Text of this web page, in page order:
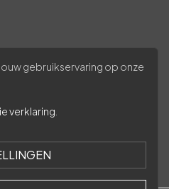
gebruikservaring op onze
verklaring